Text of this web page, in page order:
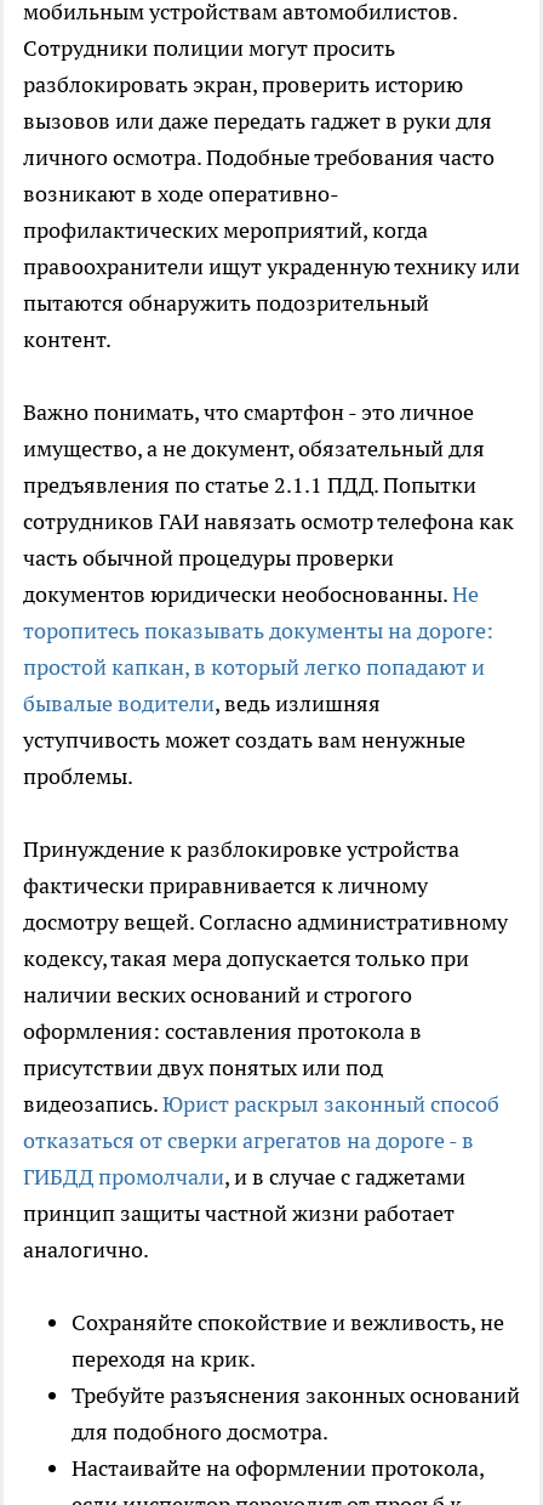
мобильным устройствам автомобилистов.
Сотрудники полиции могут просить
разблокировать экран, проверить историю
вызовов или даже передать гаджет в руки для
личного осмотра. Подобные требования часто
возникают в ходе оперативно-
профилактических мероприятий, когда
правоохранители ищут украденную технику или
пытаются обнаружить подозрительный
контент.
Важно понимать, что смартфон - это личное
имущество, а не документ, обязательный для
предъявления по статье 2.1.1 ПДД. Попытки
сотрудников ГАИ навязать осмотр телефона как
часть обычной процедуры проверки
документов юридически необоснованны.Не
торопитесь показывать документы на дороге:
простой капкан, в который легко попадают и
бывалые водители, ведь излишняя
уступчивость может создать вам ненужные
проблемы.
Принуждение к разблокировке устройства
фактически приравнивается к личному
досмотру вещей. Согласно административному
кодексу, такая мера допускается только при
наличии веских оснований и строгого
оформления: составления протокола в
присутствии двух понятых или под
видеозапись.Юрист раскрыл законный способ
отказаться от сверки агрегатов на дороге - в
ГИБДД промолчали, и в случае с гаджетами
принцип защиты частной жизни работает
аналогично.
Сохраняйте спокойствие и вежливость, не
переходя на крик.
Требуйте разъяснения законных оснований
для подобного досмотра.
Настаивайте на оформлении протокола,